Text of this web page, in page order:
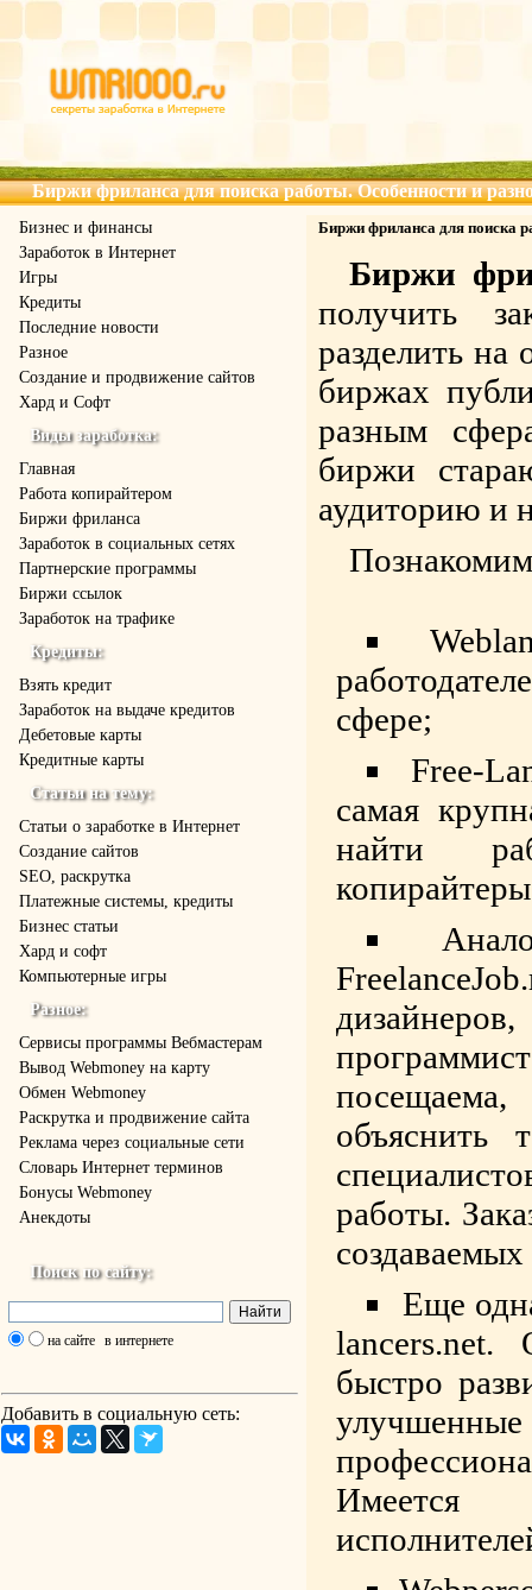
Биржи фриланса для поиска работы. Особенности и
Бизнес и финансы
Заработок в Интернет
Игры
Кредиты
Последние новости
Разное
Создание и продвижение сайтов
Хард и Софт
Виды заработка:
Главная
Работа копирайтером
Биржи фриланса
Заработок в социальных сетях
Партнерские программы
Биржи ссылок
Заработок на трафике
Кредиты:
Взять кредит
Заработок на выдаче кредитов
Дебетовые карты
Кредитные карты
Статьи на тему:
Статьи о заработке в Интернет
Создание сайтов
SEO, раскрутка
Платежные системы, кредиты
Бизнес статьи
Хард и софт
Компьютерные игры
Разное:
Cервисы программы Вебмастерам
Вывод Webmoney на карту
Обмен Webmoney
Раскрутка и продвижение сайта
Реклама через социальные сети
Словарь Интернет терминов
Бонусы Webmoney
Анекдоты
Поиск по сайту:
на сайте в интернете
Добавить в социальную сеть:
Биржи фриланса для поиска
Биржи
получить
разделить
биржах
разным
биржи
аудиторию и
сфере;
Free-
самая
найти
объяснить
работы.
Еще
lancers.net.
быстро
Имеется